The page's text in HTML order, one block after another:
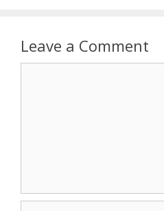
Leave a Comment